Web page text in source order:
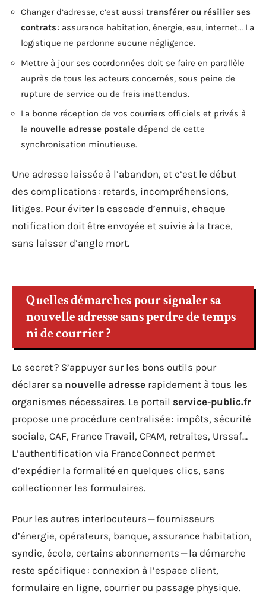
Changer d’adresse, c’est aussi transférer ou résilier ses
contrats : assurance habitation, énergie, eau, internet… La
logistique ne pardonne aucune négligence.
Mettre à jour ses coordonnées doit se faire en parallèle
auprès de tous les acteurs concernés, sous peine de
rupture de service ou de frais inattendus.
La bonne réception de vos courriers officiels et privés à
la nouvelle adresse postale dépend de cette
synchronisation minutieuse.
Une adresse laissée à l’abandon, et c’est le début
des complications : retards, incompréhensions,
litiges. Pour éviter la cascade d’ennuis, chaque
notification doit être envoyée et suivie à la trace,
sans laisser d’angle mort.
Quelles démarches pour signaler sa
nouvelle adresse sans perdre de temps
ni de courrier ?
Le secret ? S’appuyer sur les bons outils pour
déclarer sa nouvelle adresse rapidement à tous les
organismes nécessaires. Le portail service-public.fr
propose une procédure centralisée : impôts, sécurité
sociale, CAF, France Travail, CPAM, retraites, Urssaf…
L’authentification via FranceConnect permet
d’expédier la formalité en quelques clics, sans
collectionner les formulaires.
Pour les autres interlocuteurs — fournisseurs
d’énergie, opérateurs, banque, assurance habitation,
syndic, école, certains abonnements — la démarche
reste spécifique : connexion à l’espace client,
formulaire en ligne, courrier ou passage physique.